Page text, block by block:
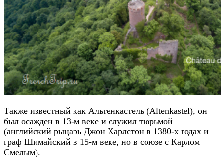
Также известный как Альтенкастель (Altenkastel), он
был осажден в 13-м веке и служил тюрьмой
(английский рыцарь Джон Харлстон в 1380-х годах и
граф Шимайский в 15-м веке, но в союзе с Карлом
Смелым).